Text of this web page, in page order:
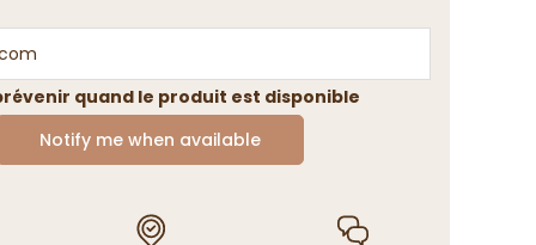
quand le produit est disponible
Notify me when available